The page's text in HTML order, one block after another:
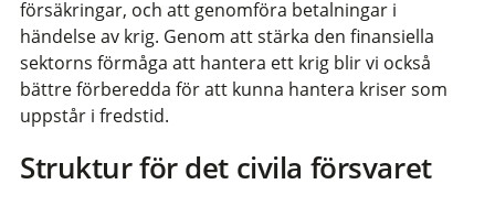
försäkringar, och att genomföra betalningar i
händelse av krig. Genom att stärka den finansiella
sektorns förmåga att hantera ett krig blir vi också
bättre förberedda för att kunna hantera kriser som
uppstår i fredstid.
Struktur för det civila försvaret